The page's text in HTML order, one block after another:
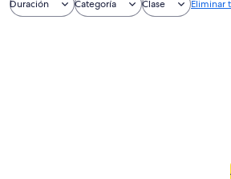
Duración Categoría Clase Eliminar